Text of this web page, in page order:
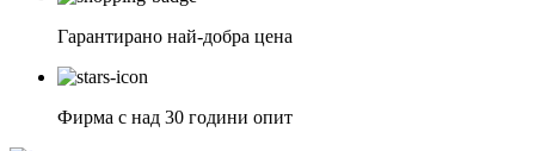
Гарантирано най-добра цена
Фирма с над 30 години опит